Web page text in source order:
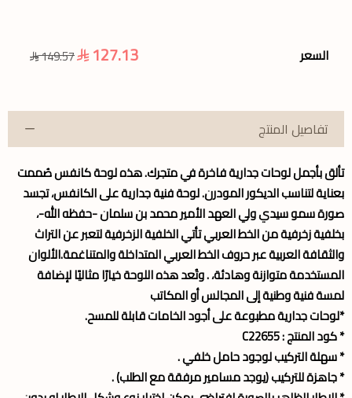
السعر 127.13
149.57
تفاصيل المنتج
تألق بأجمللوحات جداريةفاخرة في متجرك. هذهلوحة كانفسصُممت
بعناية لتناسب الديكور المودرن. لوحة فنية جدارية على الكانفس، تجسد
صورة سمو سيدي ولي العهد الأمير محمد بن سلمان -حفظه الله-،
بخلفية زخرفية من الخط العربي تأتي الخلفية الزخرفية لتعبر عن التراث
والثقافة العربية عبر حروف الخط العربي المتداخلة والمتناغمة.الألوان
المستخدمة متوازنة وهادئة، . وتُعد هذه اللوحة خيارًا مثاليًا لإضافة
لمسة فنية وطنية إلى المجالس أو المكاتب
*لوحات جدارية مطبوعة على أجود الخامات قابلة للمسح.
* كود المنتج : C22655
* سهلة التركيب لوجود حامل خلفي .
* جاهزة للتركيب (يوجد مسامير مرفقة مع الطلب) .